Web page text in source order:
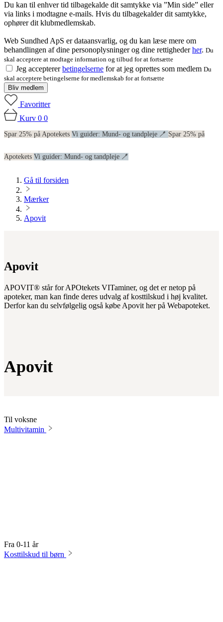
Du kan til enhver tid tilbagekalde dit samtykke via ”Min side” eller
via links i modtagne e-mails. Hvis du tilbagekalder dit samtykke,
ophører dit klubmedlemskab.
Web Sundhed ApS er dataansvarlig, og du kan læse mere om
behandlingen af dine personoplysninger og dine rettighederher. Du
skal acceptere at modtage information og tilbud for at fortsætte
Jeg acceptererbetingelserne for at jeg oprettes som medlem Du
skal acceptere betingelserne for medlemskab for at fortsætte
Bliv medlem
Favoritter
Kurv 0 0
Spar 25% på Apotekets Vi guider: Mund- og tandpleje 🪥 Spar 25% på
Apotekets Vi guider: Mund- og tandpleje 🪥
Gå til forsiden
Mærker
Apovit
Apovit
APOVIT® står for APOtekets VITaminer, og det er netop på
apoteker, man kan finde deres udvalg af kosttilskud i høj kvalitet.
Derfor kan du selvfølgelig også købe Apovit her på Webapoteket.
Apovit
Til voksne
Multivitamin
Fra 0-11 år
Kosttilskud til børn